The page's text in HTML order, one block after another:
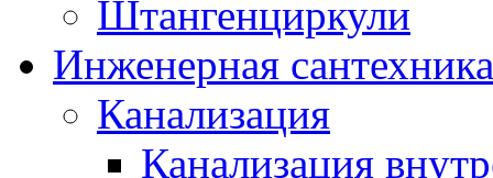
Штангенциркули
Инженерная сантехника
Канализация
Канализация